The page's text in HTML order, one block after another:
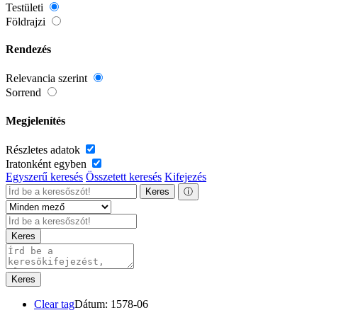
Testületi
Földrajzi
Rendezés
Relevancia szerint
Sorrend
Megjelenítés
Részletes adatok
Iratonként egyben
Egyszerű keresés Összetett keresés Kifejezés
Keres ⓘ
Keres
Keres
Clear tagDátum: 1578-06